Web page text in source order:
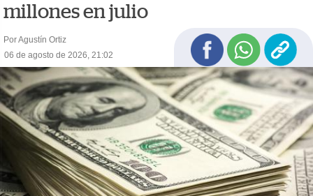
millones en julio
Por Agustín Ortiz
06 de agosto de 2026, 21:02